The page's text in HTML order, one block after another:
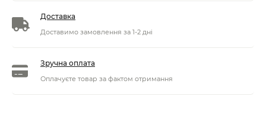
Доставка
Доставимо замовлення за 1-2 дні
Зручна оплата
Оплачуєте товар за фактом отримання